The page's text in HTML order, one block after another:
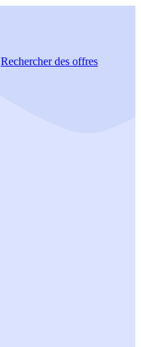
Rechercherdes offres